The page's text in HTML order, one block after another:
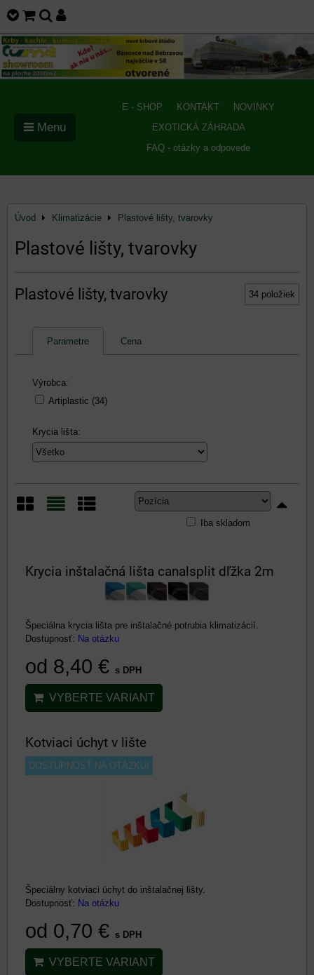
E - SHOP KONTAKT
NOVINKY
EXOTICKÁ ZÁHRADA
FAQ - otázky a odpovede
Menu
Úvod Klimatizácie Plastové lišty, tvarovky
Plastové lišty, tvarovky
Plastové lišty, tvarovky 34 položiek
Parametre Cena
Výrobca:
Artiplastic (34)
Krycia lišta:
Iba skladom
Krycia inštalačná lišta canalsplit dľžka 2m
Špeciálna krycia lišta pre inštalačné potrubia klimatizácií.
Dostupnosť: Na otázku
od 8,40 € s DPH
VYBERTE VARIANT
Kotviaci úchyt v lište
DOSTUPNOSŤ NA OTÁZKU!
Špeciálny kotviaci úchyt do inštalačnej lišty.
Dostupnosť: Na otázku
od 0,70 € s DPH
VYBERTE VARIANT